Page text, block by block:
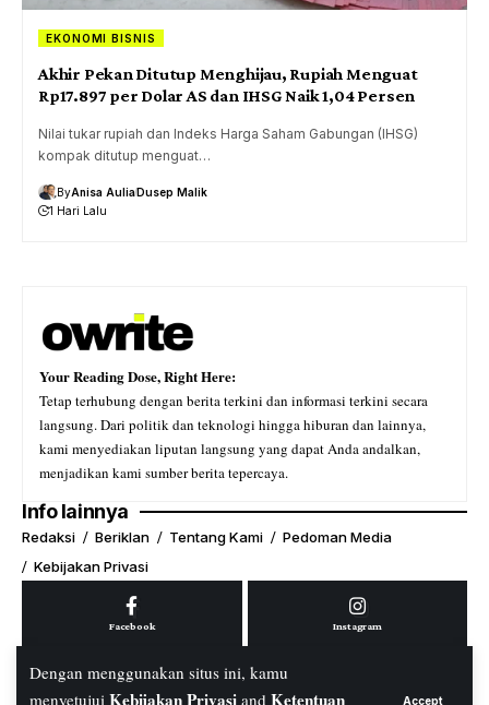
Dengan menggunakan situs ini, kamu
menyetujui Kebijakan Privasi and Ketentuan Accept
EKONOMI BISNIS
Akhir Pekan Ditutup Menghijau, Rupiah Menguat
Rp17.897 per Dolar AS dan IHSG Naik 1,04 Persen
Nilai tukar rupiah dan Indeks Harga Saham Gabungan (IHSG)
kompak ditutup menguat…
ByAnisa AuliaDusep Malik
1 Hari Lalu
Your Reading Dose, Right Here:
Tetap terhubung dengan berita terkini dan informasi terkini secara
langsung. Dari politik dan teknologi hingga hiburan dan lainnya,
kami menyediakan liputan langsung yang dapat Anda andalkan,
menjadikan kami sumber berita tepercaya.
Info lainnya
Redaksi Beriklan Tentang Kami
Pedoman Media
Kebijakan Privasi
Facebook Instagram
Youtube Tiktok